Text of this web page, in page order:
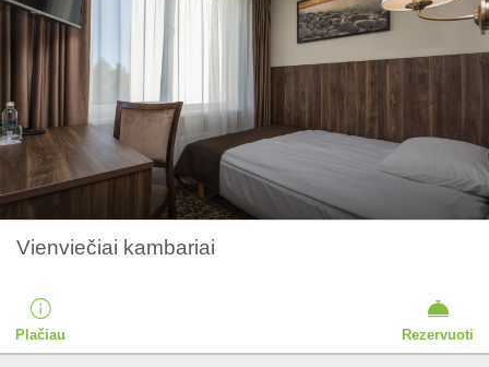
Vienviečiai kambariai
Plačiau Rezervuoti